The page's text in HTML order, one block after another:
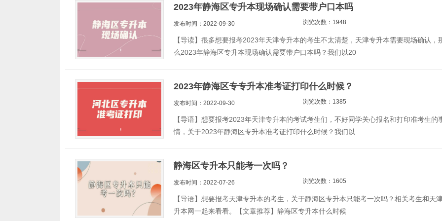
2023年静海区专升本现场确认需要带户口本吗
发布时间：2022-09-30 浏览次数：1948
【导读】很多想要报考2023年天津专升本的考生不太清楚，天津专升本需要现场确认，
么2023年静海区专升本现场确认需要带户口本吗？我们以20
2023年静海区专专升本准考证打印什么时候？
发布时间：2022-09-30 浏览次数：1385
【导语】想要报考2023年天津专升本的考试考生们，不好同学关心报名和打印准考生的
情，关于2023年静海区专升本准考证打印什么时候？我们以
静海区专升本只能考一次吗？
发布时间：2022-07-26 浏览次数：1605
【导语】想要报考天津专升本的考生，关于静海区专升本只能考一次吗？相关考生和天
升本网一起来看看。【文章推荐】静海区专升本什么时候